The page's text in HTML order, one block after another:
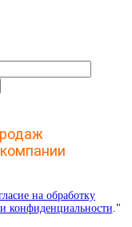
на обработку
конфиденциальности ."